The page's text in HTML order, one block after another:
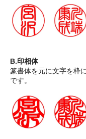
B.印相体
篆書体を元に文字を枠
です。